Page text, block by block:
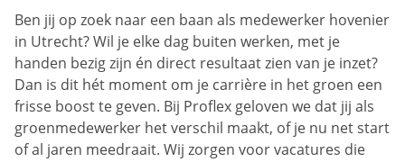
Ben jij op zoek naar een baan als medewerker hovenier
in Utrecht? Wil je elke dag buiten werken, met je
handen bezig zijn én direct resultaat zien van je inzet?
Dan is dit hét moment om je carrière in het groen een
frisse boost te geven. Bij Proflex geloven we dat jij als
groenmedewerker het verschil maakt, of je nu net start
of al jaren meedraait. Wij zorgen voor vacatures die